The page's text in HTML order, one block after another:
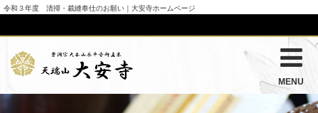
令和３年度 清掃・裁縫奉仕のお願い｜大安寺ホームページ
MENU